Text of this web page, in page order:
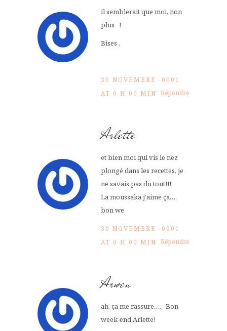
il semblerait que moi, non
plus !
Bises .
30 NOVEMBRE -0001
AT 0 H 00 MIN Répondre
Arlette
et bien moi qui vis le nez
plongé dans les recettes, je
ne savais pas du tout!!!
La moussaka j’aime ça….
bon we
30 NOVEMBRE -0001
AT 0 H 00 MIN Répondre
Arwen
ah, ça me rassure…. Bon
week-end Arlette!